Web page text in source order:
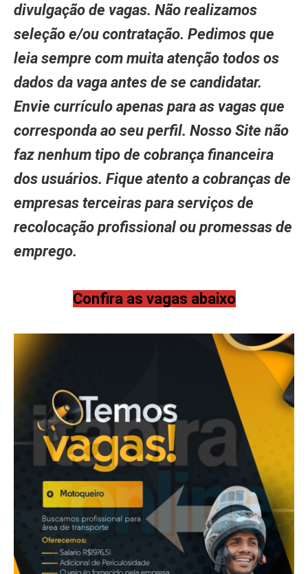
divulgação de vagas. Não realizamos
seleção e/ou contratação. Pedimos que
leia sempre com muita atenção todos os
dados da vaga antes de se candidatar.
Envie currículo apenas para as vagas que
corresponda ao seu perfil. Nosso Site não
faz nenhum tipo de cobrança financeira
dos usuários. Fique atento a cobranças de
empresas terceiras para serviços de
recolocação profissional ou promessas de
emprego.
Confira as vagas abaixo